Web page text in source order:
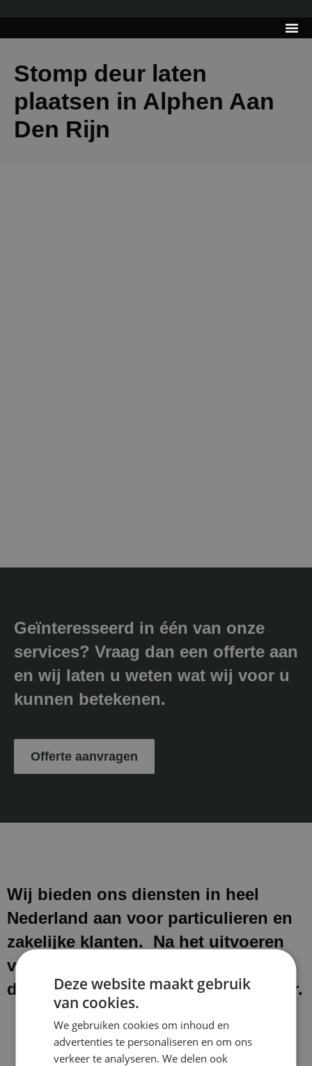
Stomp deur laten
plaatsen in Alphen Aan
Den Rijn
Geïnteresseerd in één van onze
services? Vraag dan een offerte aan
en wij laten u weten wat wij voor u
kunnen betekenen.
Offerte aanvragen
Wij bieden ons diensten in heel
Nederland aan voor particulieren en
zakelijke klanten. Na het uitvoeren
van onze werkzaamheden laten wij
de werkplek schoon en netjes achter.
Deze website maakt gebruik
van cookies.
We gebruiken cookies om inhoud en
advertenties te personaliseren en om ons
verkeer te analyseren. We delen ook